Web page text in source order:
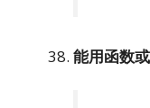
能用函数